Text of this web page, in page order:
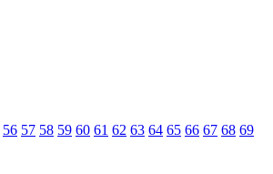
56 57 58 59 60 61 62 63 64 65 66 67 68 69